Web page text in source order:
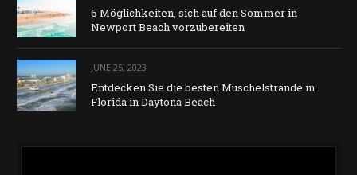
6 Möglichkeiten, sich auf den Sommer in
Newport Beach vorzubereiten
JUNE 25, 2023
Entdecken Sie die besten Muschelstrände in
Florida in Daytona Beach